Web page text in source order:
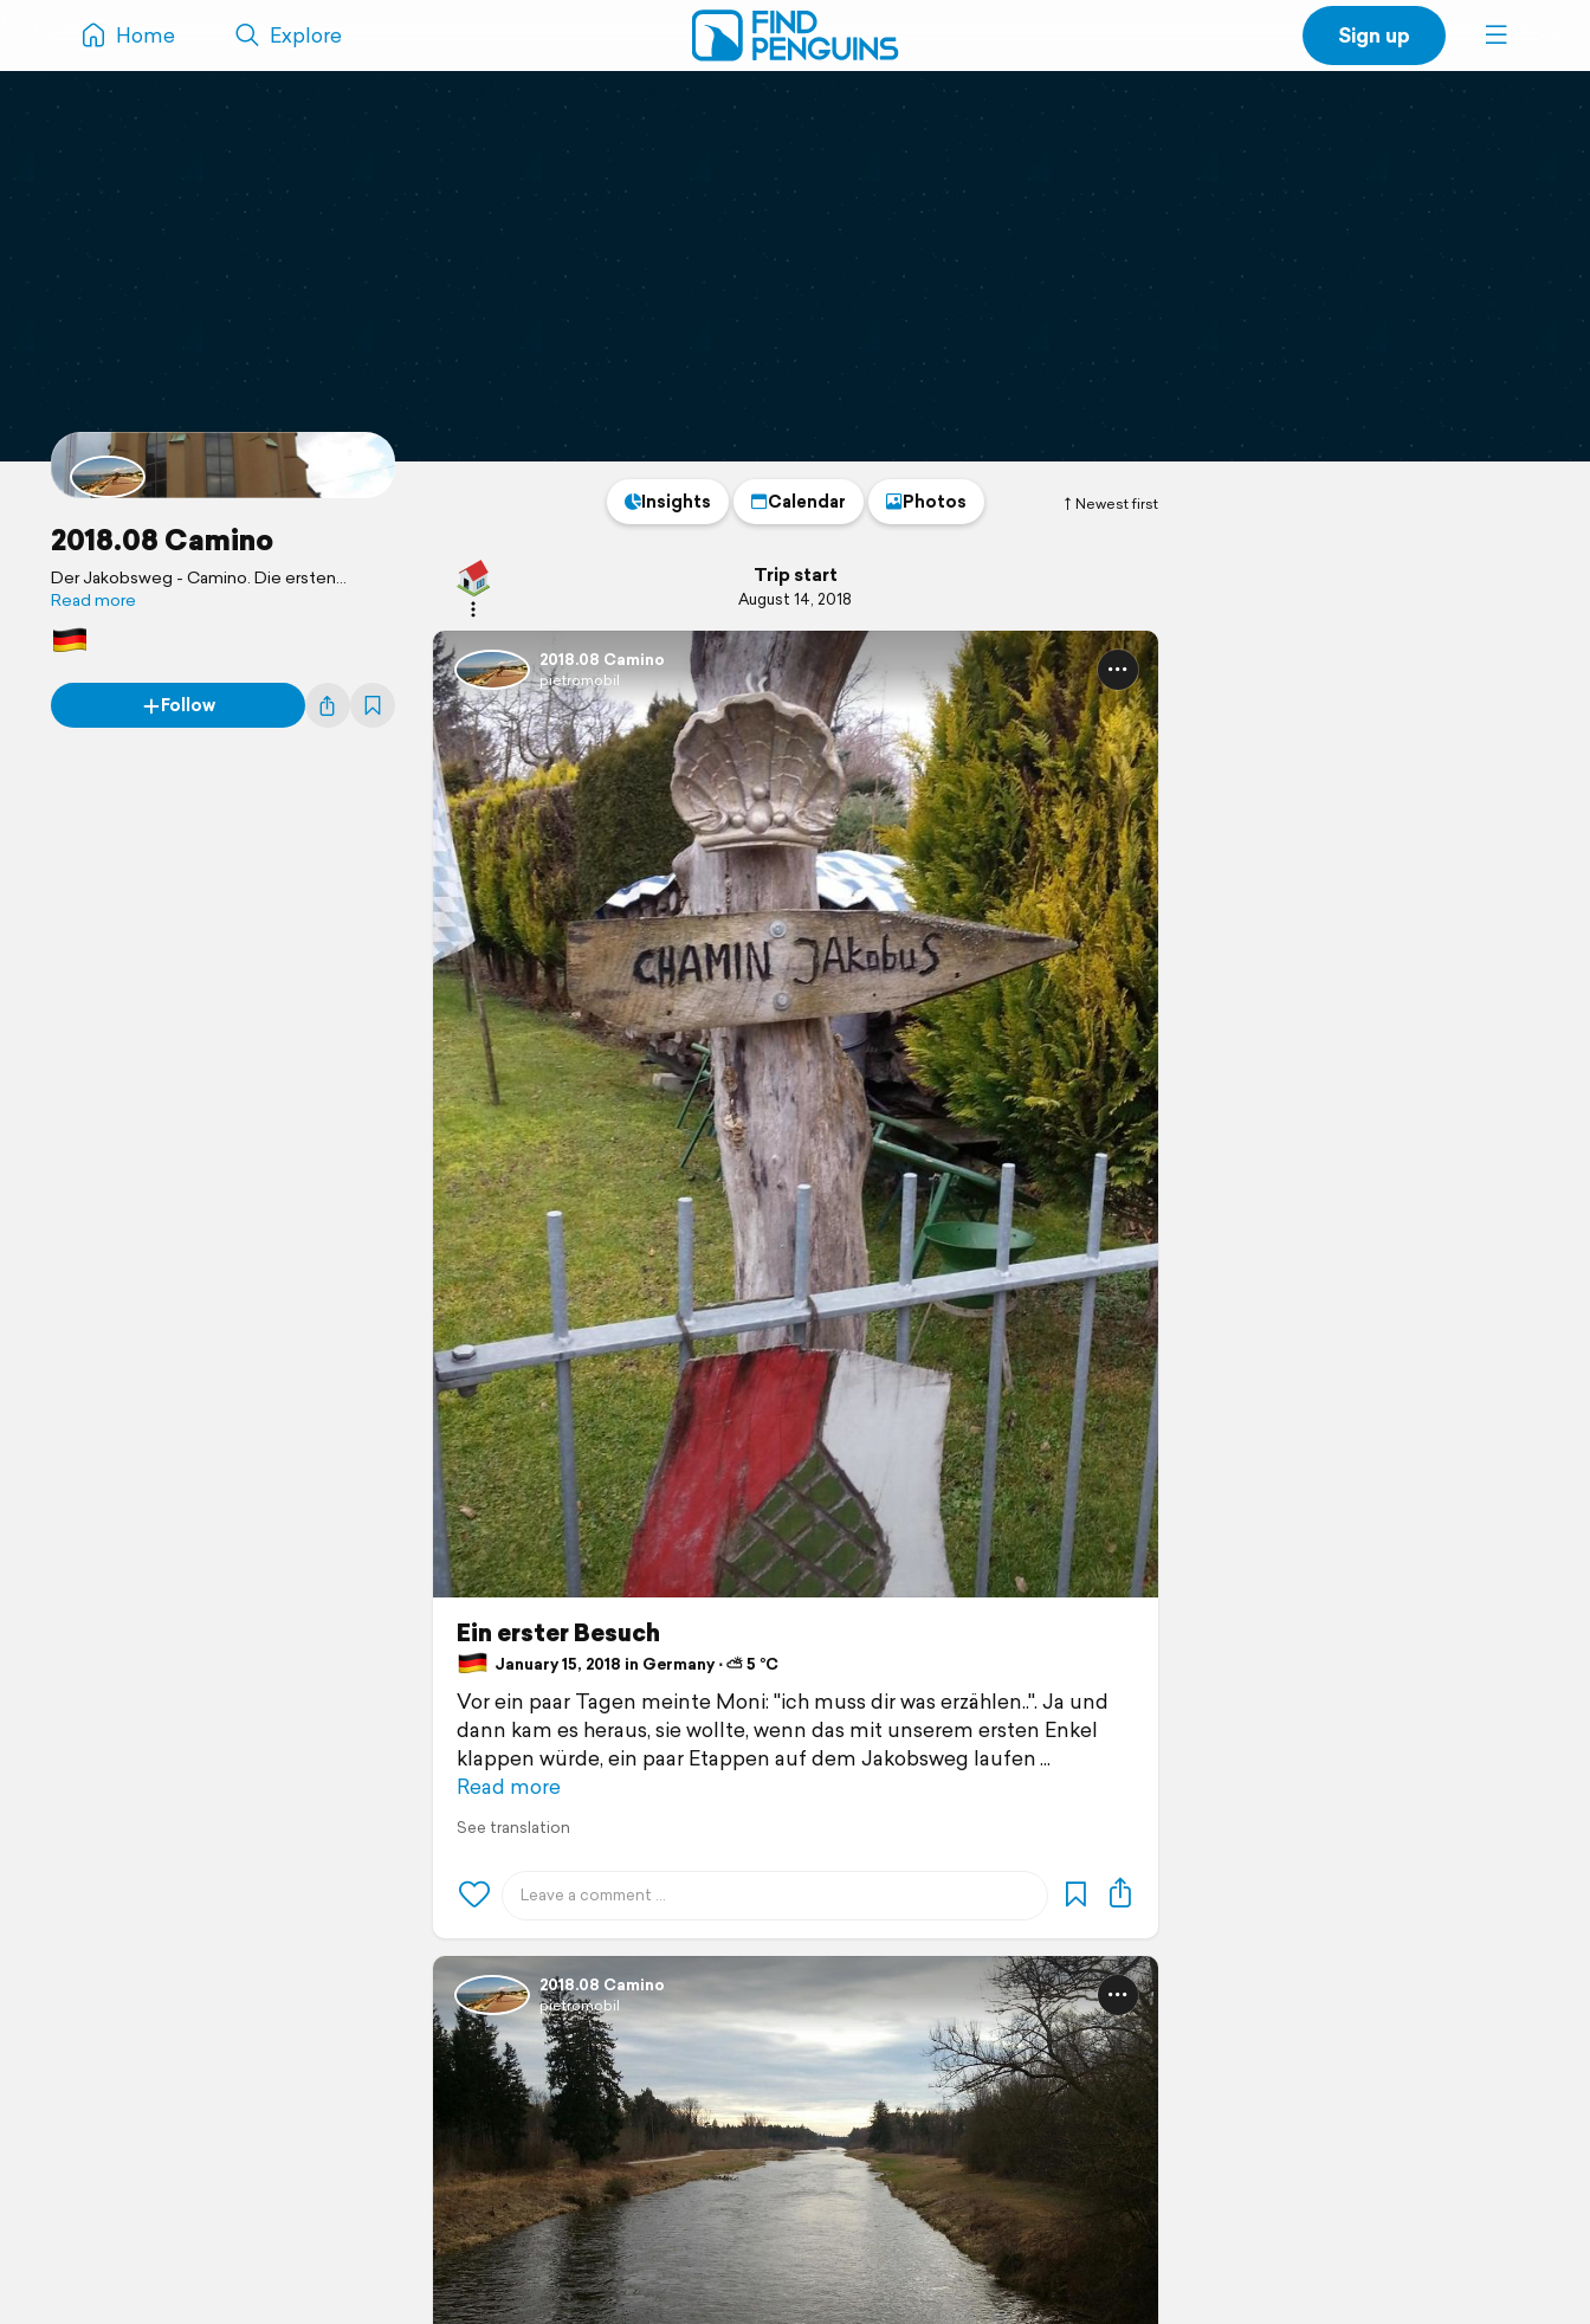
Home Explore Sign up
2018.08 Camino
Der Jakobsweg - Camino. Die ersten
Etappen von Augsburg nach Bad
Wörishofen.
Read more
Follow
Newest first
Insights Calendar Photos
Trip start
August 14, 2018
2018.08 Camino
pietromobil
Ein erster Besuch
January 15, 2018 in Germany ⋅ ⛅ 5 °C
Vor ein paar Tagen meinte Moni: "ich muss dir was erzählen..". Ja und
dann kam es heraus, sie wollte, wenn das mit unserem ersten Enkel
klappen würde, ein paar Etappen auf dem Jakobsweg laufen
Read more
See translation
2018.08 Camino
pietromobil